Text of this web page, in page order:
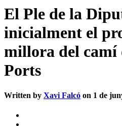
El Ple de la
inicialment el
millora del camí
Ports
Written by Xavi Falcó on 1 de